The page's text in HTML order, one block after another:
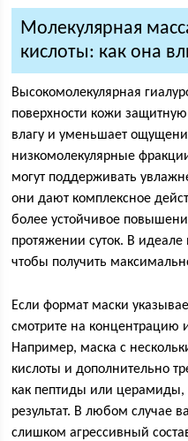
Молекулярная
кислоты: как она
Высокомолекулярная
поверхности кожи
влагу и уменьшает
низкомолекулярные
могут поддерживать
они дают комплексное
более устойчивое
протяжении суток. В
чтобы получить
Если формат маски
смотрите на концентрацию
Например, маска с
кислоты и дополнительно
как пептиды или
результат. В любом случае
слишком агрессивный